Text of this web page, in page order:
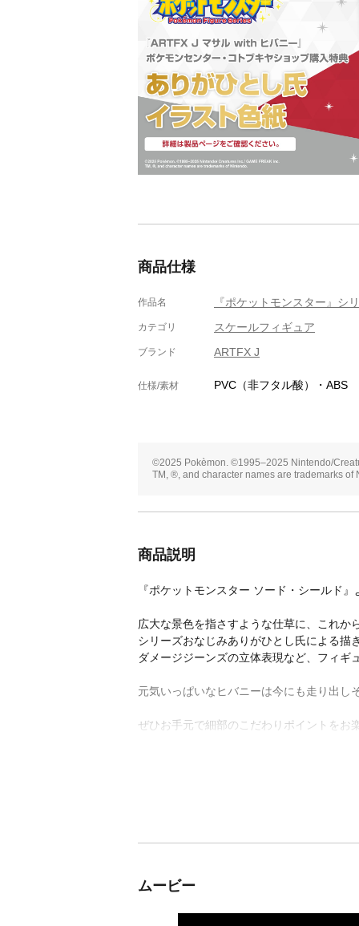
商品仕様
作品名 『ポケットモンスター』シ
カテゴリ スケールフィギュア
ブランド ARTFX J
仕様/素材 PVC（非フタル酸）・ABS
©2025 Pokèmon. ©1995–2025 Nintendo/
TM, ®, and character names are trademarks of
商品説明
『ポケットモンスター ソード・シールド
広大な景色を指さすような仕草に、これか
シリーズおなじみありがひとし氏による描
ダメージジーンズの立体表現など、フィギ
元気いっぱいなヒバニーは今にも走り出し
ぜひお手元で細部のこだわりポイントをお
ムービー